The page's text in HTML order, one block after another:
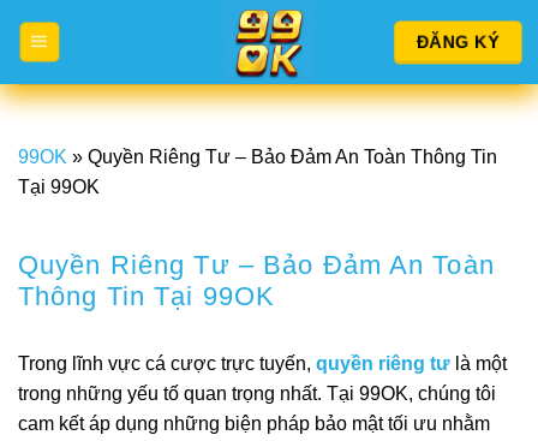
đến
dung
ĐĂNG KÝ
99OK » Quyền Riêng Tư – Bảo Đảm An Toàn Thông Tin
Tại 99OK
Quyền Riêng Tư – Bảo Đảm An Toàn
Thông Tin Tại 99OK
Trong lĩnh vực cá cược trực tuyến, quyền riêng tư là một
trong những yếu tố quan trọng nhất. Tại 99OK, chúng tôi
cam kết áp dụng những biện pháp bảo mật tối ưu nhằm